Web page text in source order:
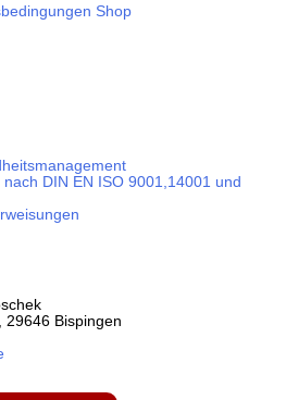
Shop
DIN EN ISO 9001,14001 und
29646 Bispingen